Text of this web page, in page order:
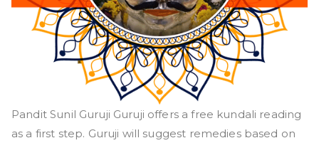
Pandit Sunil Guruji Guruji offers a free kundali reading
as a first step. Guruji will suggest remedies based on